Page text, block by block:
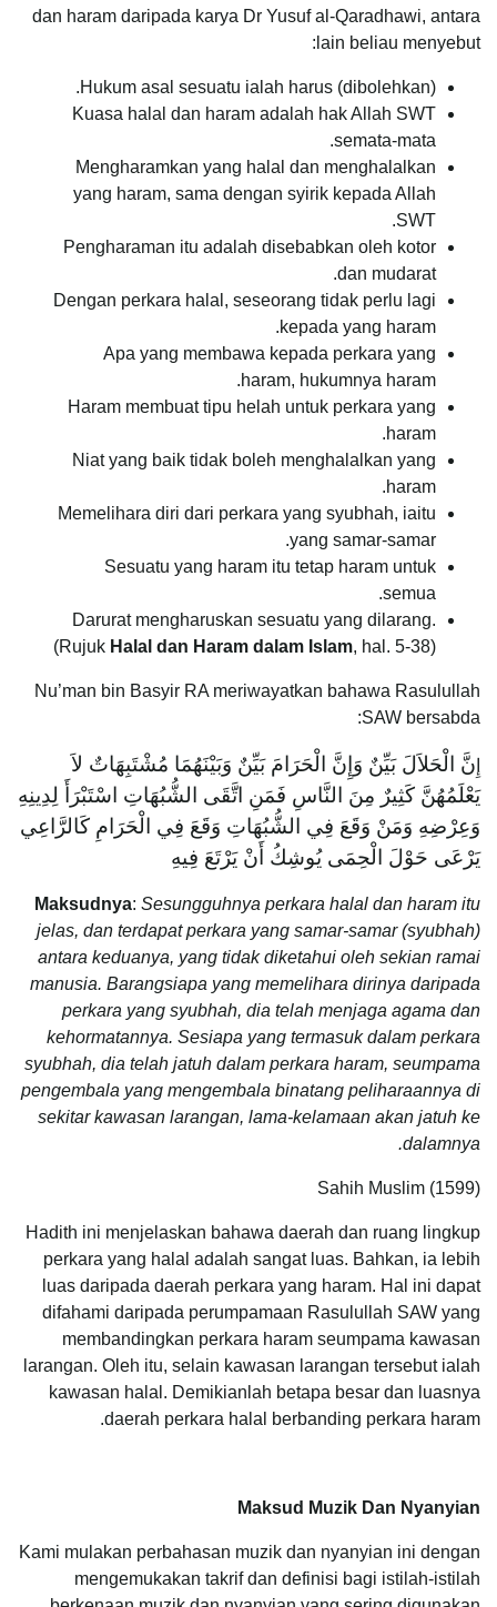
dan haram daripada karya Dr Yusuf al-Qaradhawi, antara
lain beliau menyebut:
Hukum asal sesuatu ialah harus (dibolehkan).
Kuasa halal dan haram adalah hak Allah SWT
semata-mata.
Mengharamkan yang halal dan menghalalkan
yang haram, sama dengan syirik kepada Allah
SWT.
Pengharaman itu adalah disebabkan oleh kotor
dan mudarat.
Dengan perkara halal, seseorang tidak perlu lagi
kepada yang haram.
Apa yang membawa kepada perkara yang
haram, hukumnya haram.
Haram membuat tipu helah untuk perkara yang
haram.
Niat yang baik tidak boleh menghalalkan yang
haram.
Memelihara diri dari perkara yang syubhah, iaitu
yang samar-samar.
Sesuatu yang haram itu tetap haram untuk
semua.
Darurat mengharuskan sesuatu yang dilarang.
(Rujuk Halal dan Haram dalam Islam, hal. 5-38)
Nu’man bin Basyir RA meriwayatkan bahawa Rasulullah
SAW bersabda:
نَّ الْحَلاَلَ بَيِّنٌ وَإِنَّ الْحَرَامَ بَيِّنٌ وَبَيْنَهُمَا مُشْتَبِهَاتٌ لاَ
يَعْلَمُهُنَّ كَثِيرٌ مِنَ النَّاسِ فَمَنِ اتَّقَى الشُّبُهَاتِ اسْتَبْرَأَ لِدِينِهِ
وَعِرْضِهِ وَمَنْ وَقَعَ فِي الشُّبُهَاتِ وَقَعَ فِي الْحَرَامِ كَالرَّاعِي
يَرْعَى حَوْلَ الْحِمَى يُوشِكُ أَنْ يَرْتَعَ فِيهِ
Maksudnya: Sesungguhnya perkara halal dan haram itu
jelas, dan terdapat perkara yang samar-samar (syubhah)
antara keduanya, yang tidak diketahui oleh sekian ramai
manusia. Barangsiapa yang memelihara dirinya daripada
perkara yang syubhah, dia telah menjaga agama dan
kehormatannya. Sesiapa yang termasuk dalam perkara
syubhah, dia telah jatuh dalam perkara haram, seumpama
pengembala yang mengembala binatang peliharaannya di
sekitar kawasan larangan, lama-kelamaan akan jatuh ke
dalamnya.
Sahih Muslim (1599)
Hadith ini menjelaskan bahawa daerah dan ruang lingkup
perkara yang halal adalah sangat luas. Bahkan, ia lebih
luas daripada daerah perkara yang haram. Hal ini dapat
difahami daripada perumpamaan Rasulullah SAW yang
membandingkan perkara haram seumpama kawasan
larangan. Oleh itu, selain kawasan larangan tersebut ialah
kawasan halal. Demikianlah betapa besar dan luasnya
daerah perkara halal berbanding perkara haram.
Maksud Muzik Dan Nyanyian
Kami mulakan perbahasan muzik dan nyanyian ini dengan
mengemukakan takrif dan definisi bagi istilah-istilah